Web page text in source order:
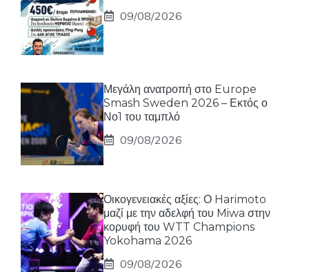
09/08/2026
Μεγάλη ανατροπή στο Europe
Smash Sweden 2026 – Εκτός ο
Νο1 του ταμπλό
09/08/2026
Οικογενειακές αξίες: Ο Harimoto
μαζί με την αδελφή του Miwa στην
κορυφή του WTT Champions
Yokohama 2026
09/08/2026